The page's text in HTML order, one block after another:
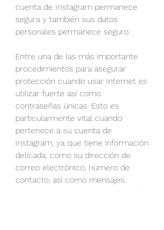
cuenta de Instagram permanece
segura y también sus datos
personales permanece seguro.
Entre una de las más importante
procedimientos para asegurar
protección cuando usar Internet es
utilizar fuerte así como
contraseñas únicas. Esto es
particularmente vital cuando
pertenece a su cuenta de
Instagram, ya que tiene información
delicada, como su dirección de
correo electrónico, número de
contacto, así como mensajes.
Asegúrese de usar una mezcla de